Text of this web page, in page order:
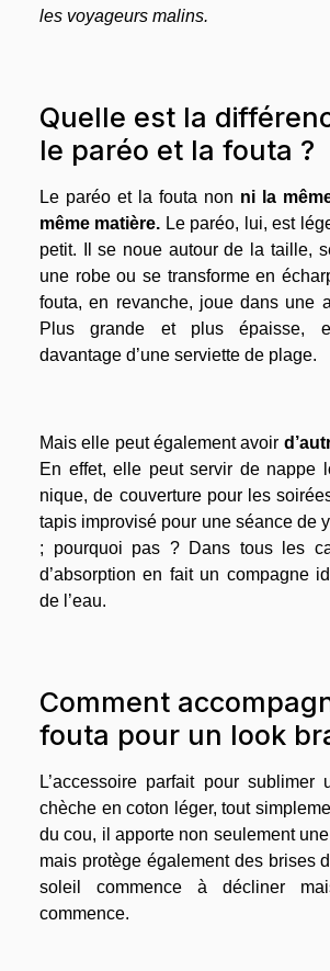
les voyageurs malins.
Quelle est la
le paréo et la fouta ?
Le paréo et la fouta non ni la
même matière. Le paréo, lui, est
petit. Il se noue autour de la taille,
une robe ou se transforme en
fouta, en revanche, joue dans une
Plus grande et plus épaisse,
davantage d’une serviette de plage.
Mais elle peut également avoir
En effet, elle peut servir de nappe
nique, de couverture pour les
tapis improvisé pour une séance de
; pourquoi pas ? Dans tous les
d’absorption en fait un compagne
de l’eau.
Comment
fouta pour un look
L’accessoire parfait pour
chèche en coton léger, tout
du cou, il apporte non seulement
mais protège également des brises
soleil commence à décliner
commence.